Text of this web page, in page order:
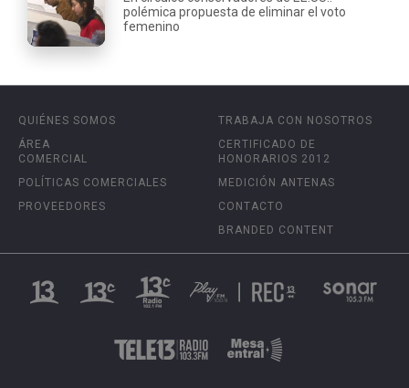
polémica propuesta de eliminar el voto
femenino
QUIÉNES SOMOS
ÁREA
COMERCIAL
POLÍTICAS COMERCIALES
PROVEEDORES
TRABAJA CON NOSOTROS
CERTIFICADO DE
HONORARIOS 2012
MEDICIÓN ANTENAS
CONTACTO
BRANDED CONTENT